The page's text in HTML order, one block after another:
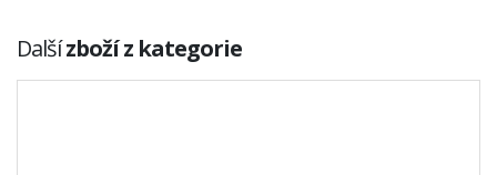
Dalšízboží z kategorie